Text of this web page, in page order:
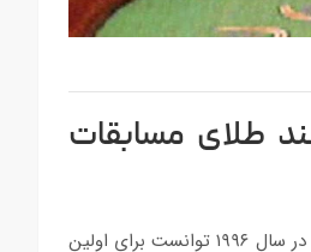
طلای مسابقات
قهرمانی او برای بار اول در مسابقات جهانی پوکر WSOP به بیست و پنج سال پیش برمی‌گردد که او در سال ۱۹۹۶ توانست برای اولین